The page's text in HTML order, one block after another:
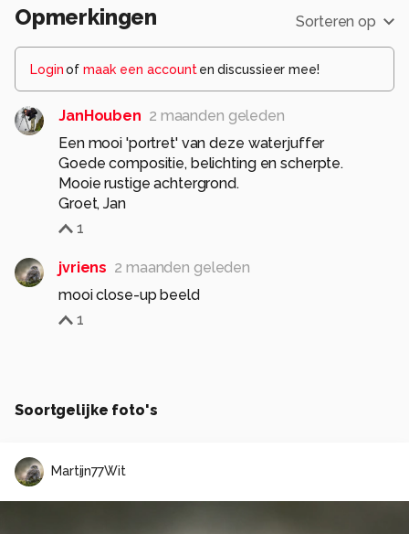
Opmerkingen Sorteren op
Loginof maak een account en discussieer mee!
JanHouben 2 maanden geleden
Een mooi 'portret' van deze waterjuffer
Goede compositie, belichting en scherpte.
Mooie rustige achtergrond.
Groet, Jan
1
jvriens 2 maanden geleden
mooi close-up beeld
1
Soortgelijke foto's
Martijn77Wit